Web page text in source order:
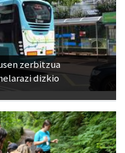
zerbitzua
dizkio